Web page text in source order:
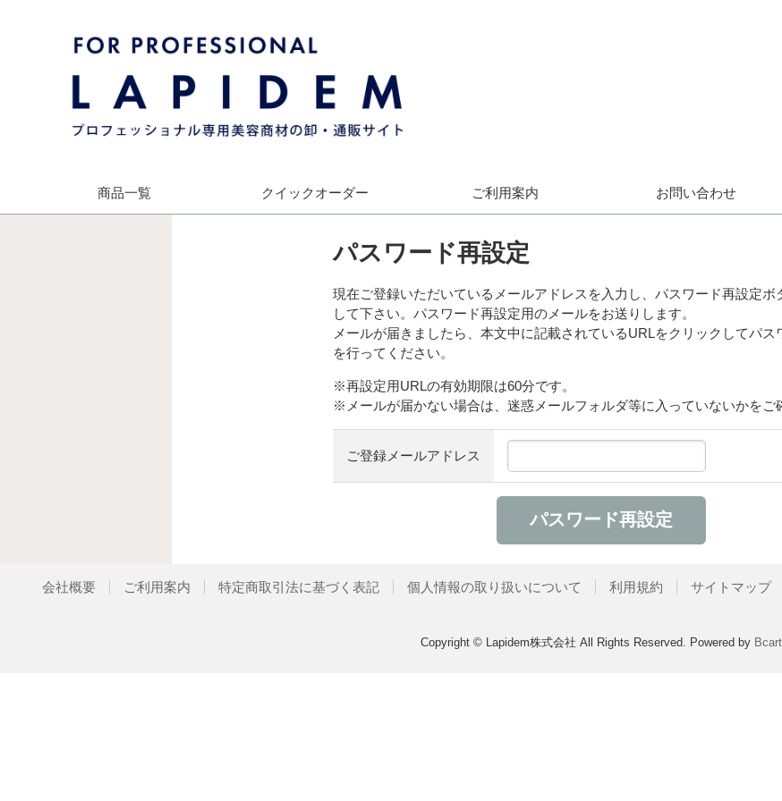
商品一覧 クイックオーダー ご利用案内 お問い合わせ
パスワード再設定
現在ご登録いただいているメールアドレスを入力し、パスワード再設定ボ
して下さい。パスワード再設定用のメールをお送りします。
メールが届きましたら、本文中に記載されているURLをクリックしてパス
を行ってください。
※再設定用URLの有効期限は60分です。
※メールが届かない場合は、迷惑メールフォルダ等に入っていないかをご
ご登録メールアドレス
会社概要 ご利用案内 特定商取引法に基づく表記 個人情報の取り扱いについて 利用規約 サイトマップ
Copyright © Lapidem株式会社 All Rights Reserved. Powered by Bcart